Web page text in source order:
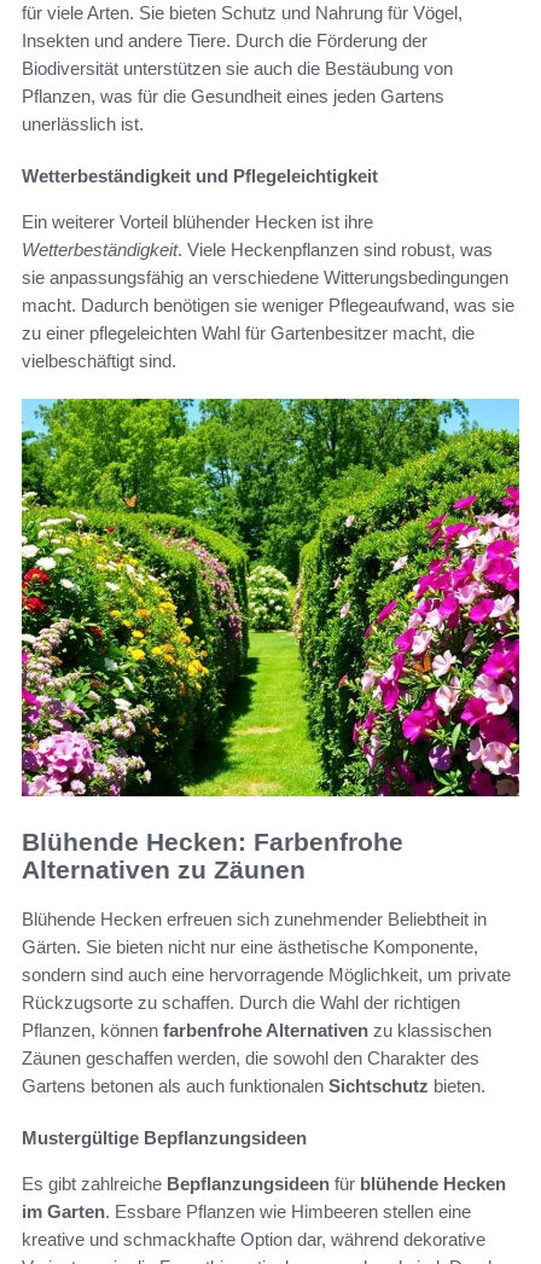
für viele Arten. Sie bieten Schutz und Nahrung für Vögel,
Insekten und andere Tiere. Durch die Förderung der
Biodiversität unterstützen sie auch die Bestäubung von
Pflanzen, was für die Gesundheit eines jeden Gartens
unerlässlich ist.
Wetterbeständigkeit und Pflegeleichtigkeit
Ein weiterer Vorteil blühender Hecken ist ihre
Wetterbeständigkeit. Viele Heckenpflanzen sind robust, was
sie anpassungsfähig an verschiedene Witterungsbedingungen
macht. Dadurch benötigen sie weniger Pflegeaufwand, was sie
zu einer pflegeleichten Wahl für Gartenbesitzer macht, die
vielbeschäftigt sind.
Blühende Hecken: Farbenfrohe
Alternativen zu Zäunen
Blühende Hecken erfreuen sich zunehmender Beliebtheit in
Gärten. Sie bieten nicht nur eine ästhetische Komponente,
sondern sind auch eine hervorragende Möglichkeit, um private
Rückzugsorte zu schaffen. Durch die Wahl der richtigen
Pflanzen, können farbenfrohe Alternativen zu klassischen
Zäunen geschaffen werden, die sowohl den Charakter des
Gartens betonen als auch funktionalen Sichtschutz bieten.
Mustergültige Bepflanzungsideen
Es gibt zahlreiche Bepflanzungsideen für blühende Hecken
im Garten. Essbare Pflanzen wie Himbeeren stellen eine
kreative und schmackhafte Option dar, während dekorative